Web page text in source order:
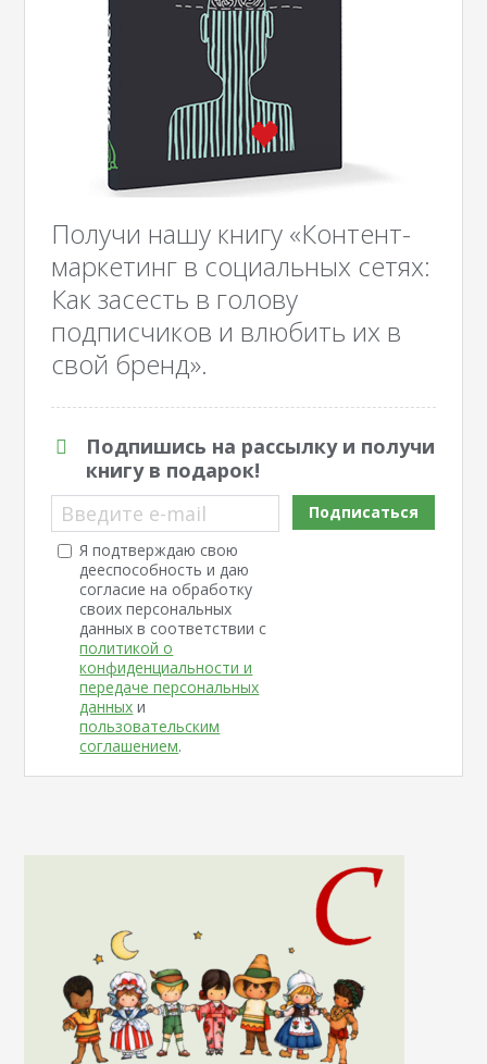
Получи нашу книгу «Контент-
маркетинг в социальных сетях:
Как засесть в голову
подписчиков и влюбить их в
свой бренд».
Подпишись на рассылку и получи
книгу в подарок!
Введите e-mail
Я подтверждаю свою
дееспособность и даю
согласие на обработку
своих персональных
данных в соответствии с
политикой о
конфиденциальности и
передаче персональных
данных и
пользовательским
соглашением.
Подписаться